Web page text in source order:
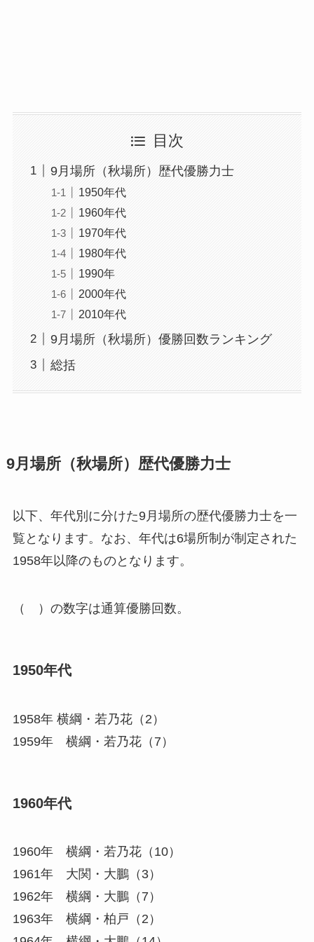
目次
9月場所（秋場所）歴代優勝力士
1950年代
1960年代
1970年代
1980年代
1990年
2000年代
2010年代
9月場所（秋場所）優勝回数ランキング
総括
9月場所（秋場所）歴代優勝力士
以下、年代別に分けた9月場所の歴代優勝力士を一
覧となります。なお、年代は6場所制が制定された
1958年以降のものとなります。
（ ）の数字は通算優勝回数。
1950年代
1958年 横綱・若乃花（2）
1959年 横綱・若乃花（7）
1960年代
1960年 横綱・若乃花（10）
1961年 大関・大鵬（3）
1962年 横綱・大鵬（7）
1963年 横綱・柏戸（2）